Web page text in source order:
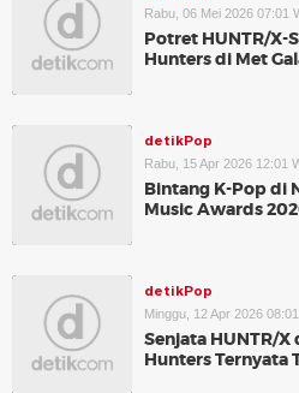
Rabu, 06 Mei 2026 07:01
Potret HUNTR/X-
Hunters di Met
detikPop
Rabu, 15 Apr 2026 12:01
Bintang K-Pop di
Music Awards
detikPop
Minggu, 12 Apr 2026
Senjata HUNTR/
Hunters Ternyata